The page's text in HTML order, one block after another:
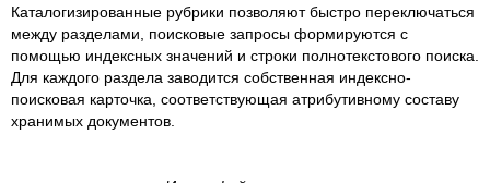
Каталогизированные рубрики позволяют быстро переключаться
между разделами, поисковые запросы формируются с
помощью индексных значений и строки полнотекстового поиска.
Для каждого раздела заводится собственная индексно-
поисковая карточка, соответствующая атрибутивному составу
хранимых документов.